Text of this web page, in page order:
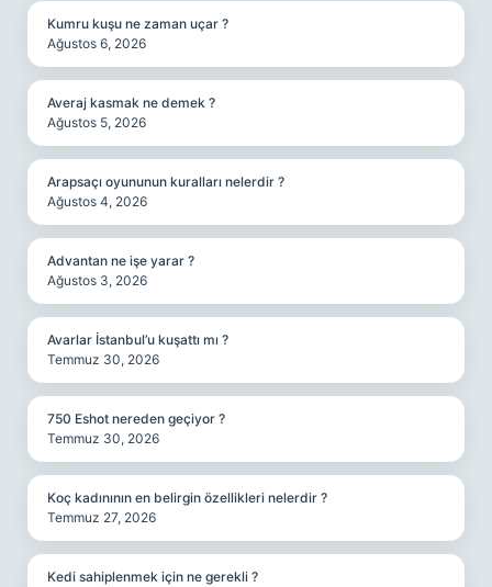
Kumru kuşu ne zaman uçar ?
Ağustos 6, 2026
Averaj kasmak ne demek ?
Ağustos 5, 2026
Arapsaçı oyununun kuralları nelerdir ?
Ağustos 4, 2026
Advantan ne işe yarar ?
Ağustos 3, 2026
Avarlar İstanbul’u kuşattı mı ?
Temmuz 30, 2026
750 Eshot nereden geçiyor ?
Temmuz 30, 2026
Koç kadınının en belirgin özellikleri nelerdir ?
Temmuz 27, 2026
Kedi sahiplenmek için ne gerekli ?